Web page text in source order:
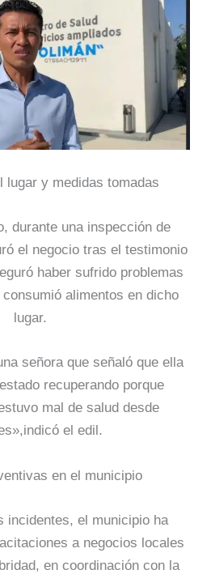
lugar y medidas tomadas
durante una inspección de
el negocio tras el testimonio
haber sufrido problemas
alimentos en dicho
lugar.
señora que señaló que ella
recuperando porque
mal de salud desde
el edil.
en el municipio
incidentes, el municipio ha
a negocios locales
en coordinación con la